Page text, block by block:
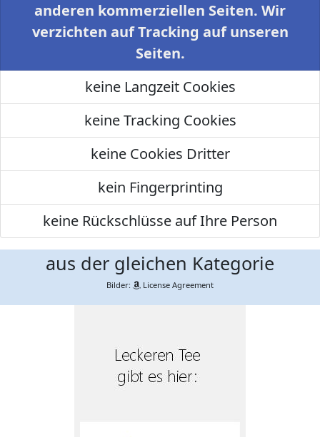
anderen kommerziellen Seiten. Wir
verzichten auf Tracking auf unseren
Seiten.
keine Langzeit Cookies
keine Tracking Cookies
keine Cookies Dritter
kein Fingerprinting
keine Rückschlüsse auf Ihre Person
aus der gleichen Kategorie
Bilder: License Agreement